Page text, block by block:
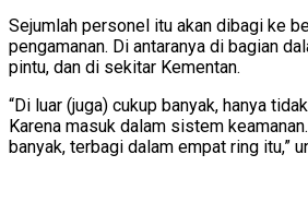
Sejumlah personel itu akan dibagi ke
pengamanan. Di antaranya di bagian
pintu, dan di sekitar Kementan.
“Di luar (juga) cukup banyak, hanya
Karena masuk dalam sistem
banyak, terbagi dalam empat ring itu,”